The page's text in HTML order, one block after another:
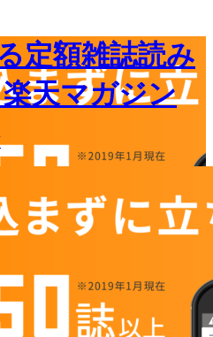
定額雑誌読み
天マガジン